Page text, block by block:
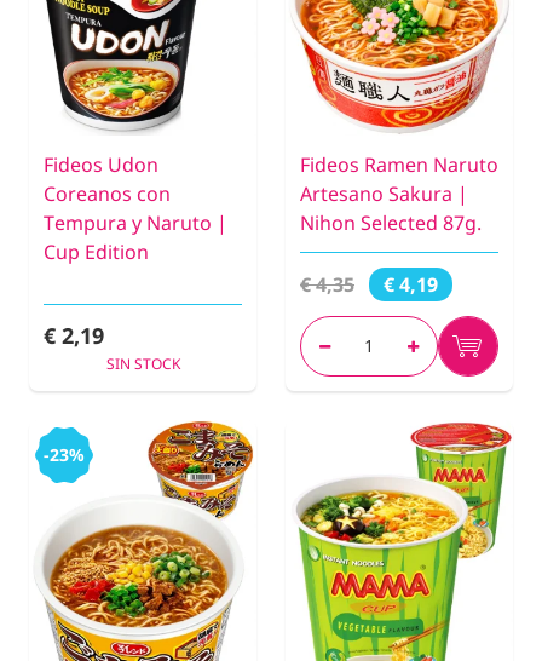
Fideos Udon
Coreanos con
Tempura y Naruto |
Cup Edition
€ 2,19
SIN STOCK
Fideos Ramen Naruto
Artesano Sakura |
Nihon Selected 87g.
€ 4,35 € 4,19
-23%